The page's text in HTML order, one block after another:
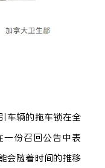
车辆的拖车锁在全
份召回公告中表
会随着时间的推移